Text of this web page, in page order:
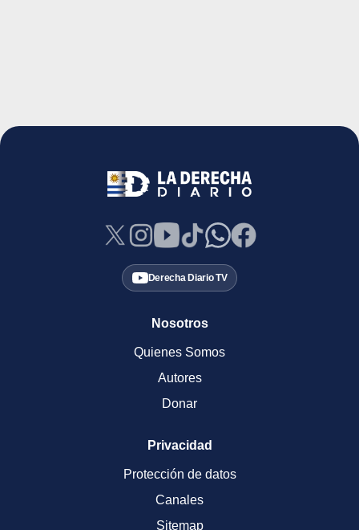
Derecha Diario TV
Nosotros
Quienes Somos
Autores
Donar
Privacidad
Protección de datos
Canales
Sitemap